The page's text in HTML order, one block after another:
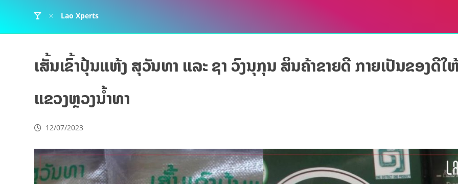
Lao Xperts
ເສັ້ນເຂົ້າປຸ້ນແຫ້ງ ສຸວັນທາ ແລະ ຊາ ວົງນຸກຸນ ສິນຄ້າຂາຍດີ ກາຍເປັນຂອງດີໃ
ແຂວງຫຼວງນ້ຳທາ
12/07/2023